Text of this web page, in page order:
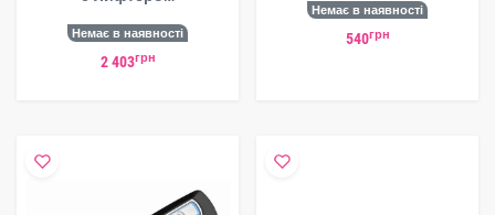
Немає в наявності
2 403грн
Немає в наявності
540грн